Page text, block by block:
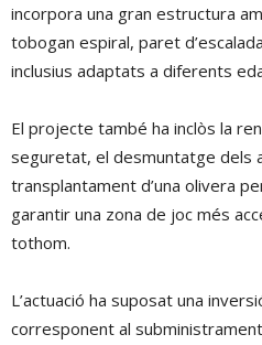
incorpora una gran estructura
tobogan espiral, paret
inclusius adaptats a diferents
El projecte també ha inclòs la
seguretat, el desmuntatge dels
transplantament d’una olivera
garantir una zona de joc més
tothom.
L’actuació ha suposat una
corresponent al